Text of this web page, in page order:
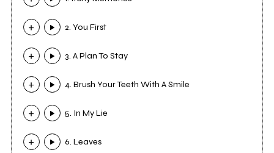
2. You First
3. A Plan To Stay
4. Brush Your Teeth With A Smile
5. In My Lie
6. Leaves